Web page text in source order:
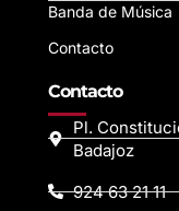
Banda de Música
Contacto
Contacto
Pl.
Badajoz
924 63 21 11